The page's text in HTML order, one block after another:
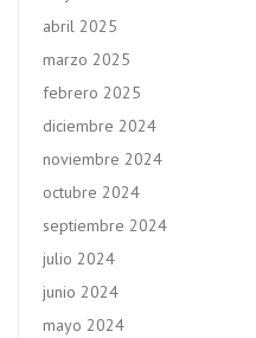
abril 2025
marzo 2025
febrero 2025
diciembre 2024
noviembre 2024
octubre 2024
septiembre 2024
julio 2024
junio 2024
mayo 2024